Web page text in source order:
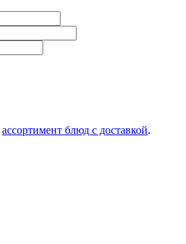
ассортимент блюд с доставкой.